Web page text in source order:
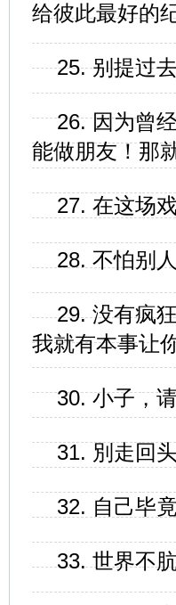
给彼此最好的
25. 别提过
26. 因为曾
能做朋友！那
27. 在这场
28. 不怕别
29. 没有疯
我就有本事让
30. 小子，
31. 別走回
32. 自己毕
33. 世界不